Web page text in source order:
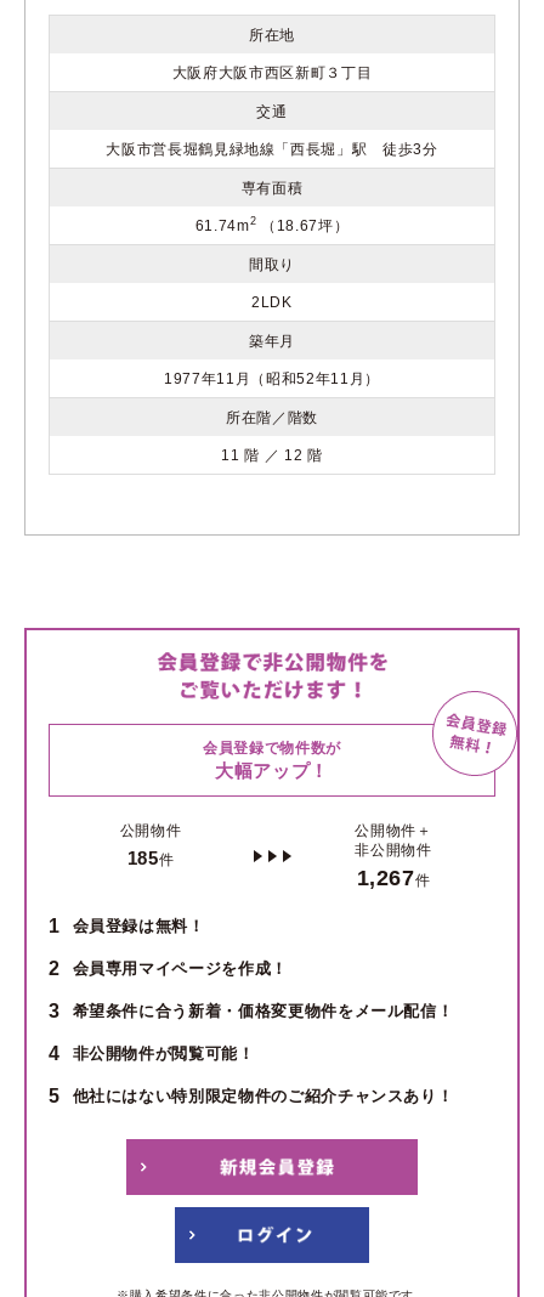
所在地
大阪府大阪市西区新町３丁目
交通
大阪市営長堀鶴見緑地線「西長堀」駅 徒歩3分
専有面積
61.74m2 （18.67坪）
間取り
2LDK
築年月
1977年11月（昭和52年11月）
所在階／階数
11 階 ／ 12 階
会員登録で物件数が
大幅アップ！
公開物件
185件
公開物件＋
非公開物件
1,267件
1 会員登録は無料！
2 会員専用マイページを作成！
3 希望条件に合う新着・価格変更物件をメール配信！
4 非公開物件が閲覧可能！
5 他社にはない特別限定物件のご紹介チャンスあり！